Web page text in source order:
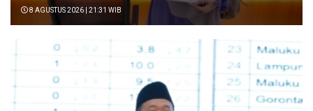
8 AGUSTUS 2026 | 21:31 WIB